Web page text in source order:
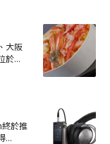
大阪
於...
終於推
...